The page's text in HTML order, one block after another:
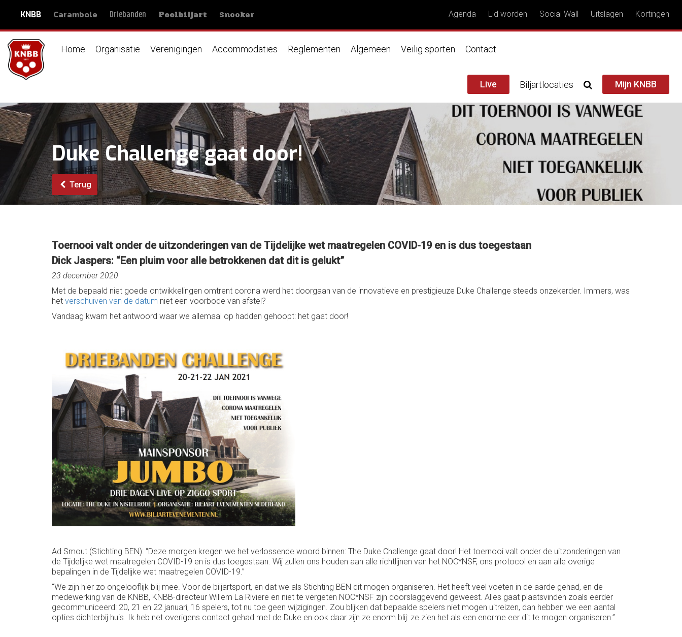
KNBB Carambole Driebanden Poolbiljart Snooker Agenda Lid worden Social Wall Uitslagen Kortingen
Home Organisatie Verenigingen Accommodaties Reglementen Algemeen Veilig sporten Contact
Live Biljartlocaties Mijn KNBB
Duke Challenge gaat door!
Terug
Toernooi valt onder de uitzonderingen van de Tijdelijke wet maatregelen COVID-19 en is dus toegestaan
Dick Jaspers: “Een pluim voor alle betrokkenen dat dit is gelukt”
23 december 2020
Met de bepaald niet goede ontwikkelingen omtrent corona werd het doorgaan van de innovatieve en prestigieuze Duke Challenge steeds onzekerder. Immers, was
het verschuiven van de datum niet een voorbode van afstel?
Vandaag kwam het antwoord waar we allemaal op hadden gehoopt: het gaat door!
Ad Smout (Stichting BEN): “Deze morgen kregen we het verlossende woord binnen: The Duke Challenge gaat door! Het toernooi valt onder de uitzonderingen van
de Tijdelijke wet maatregelen COVID-19 en is dus toegestaan. Wij zullen ons houden aan alle richtlijnen van het NOC*NSF, ons protocol en aan alle overige
bepalingen in de Tijdelijke wet maatregelen COVID-19.”
“We zijn hier zo ongelooflijk blij mee. Voor de biljartsport, en dat we als Stichting BEN dit mogen organiseren. Het heeft veel voeten in de aarde gehad, en de
medewerking van de KNBB, KNBB-directeur Willem La Riviere en niet te vergeten NOC*NSF zijn doorslaggevend geweest. Alles gaat plaatsvinden zoals eerder
gecommuniceerd: 20, 21 en 22 januari, 16 spelers, tot nu toe geen wijzigingen. Zou blijken dat bepaalde spelers niet mogen uitreizen, dan hebben we een aantal
opties dichterbij huis. Ik heb net overigens contact gehad met de Duke en ook daar zijn ze enorm blij: ze zien het als een enorme eer dit te mogen organiseren.”